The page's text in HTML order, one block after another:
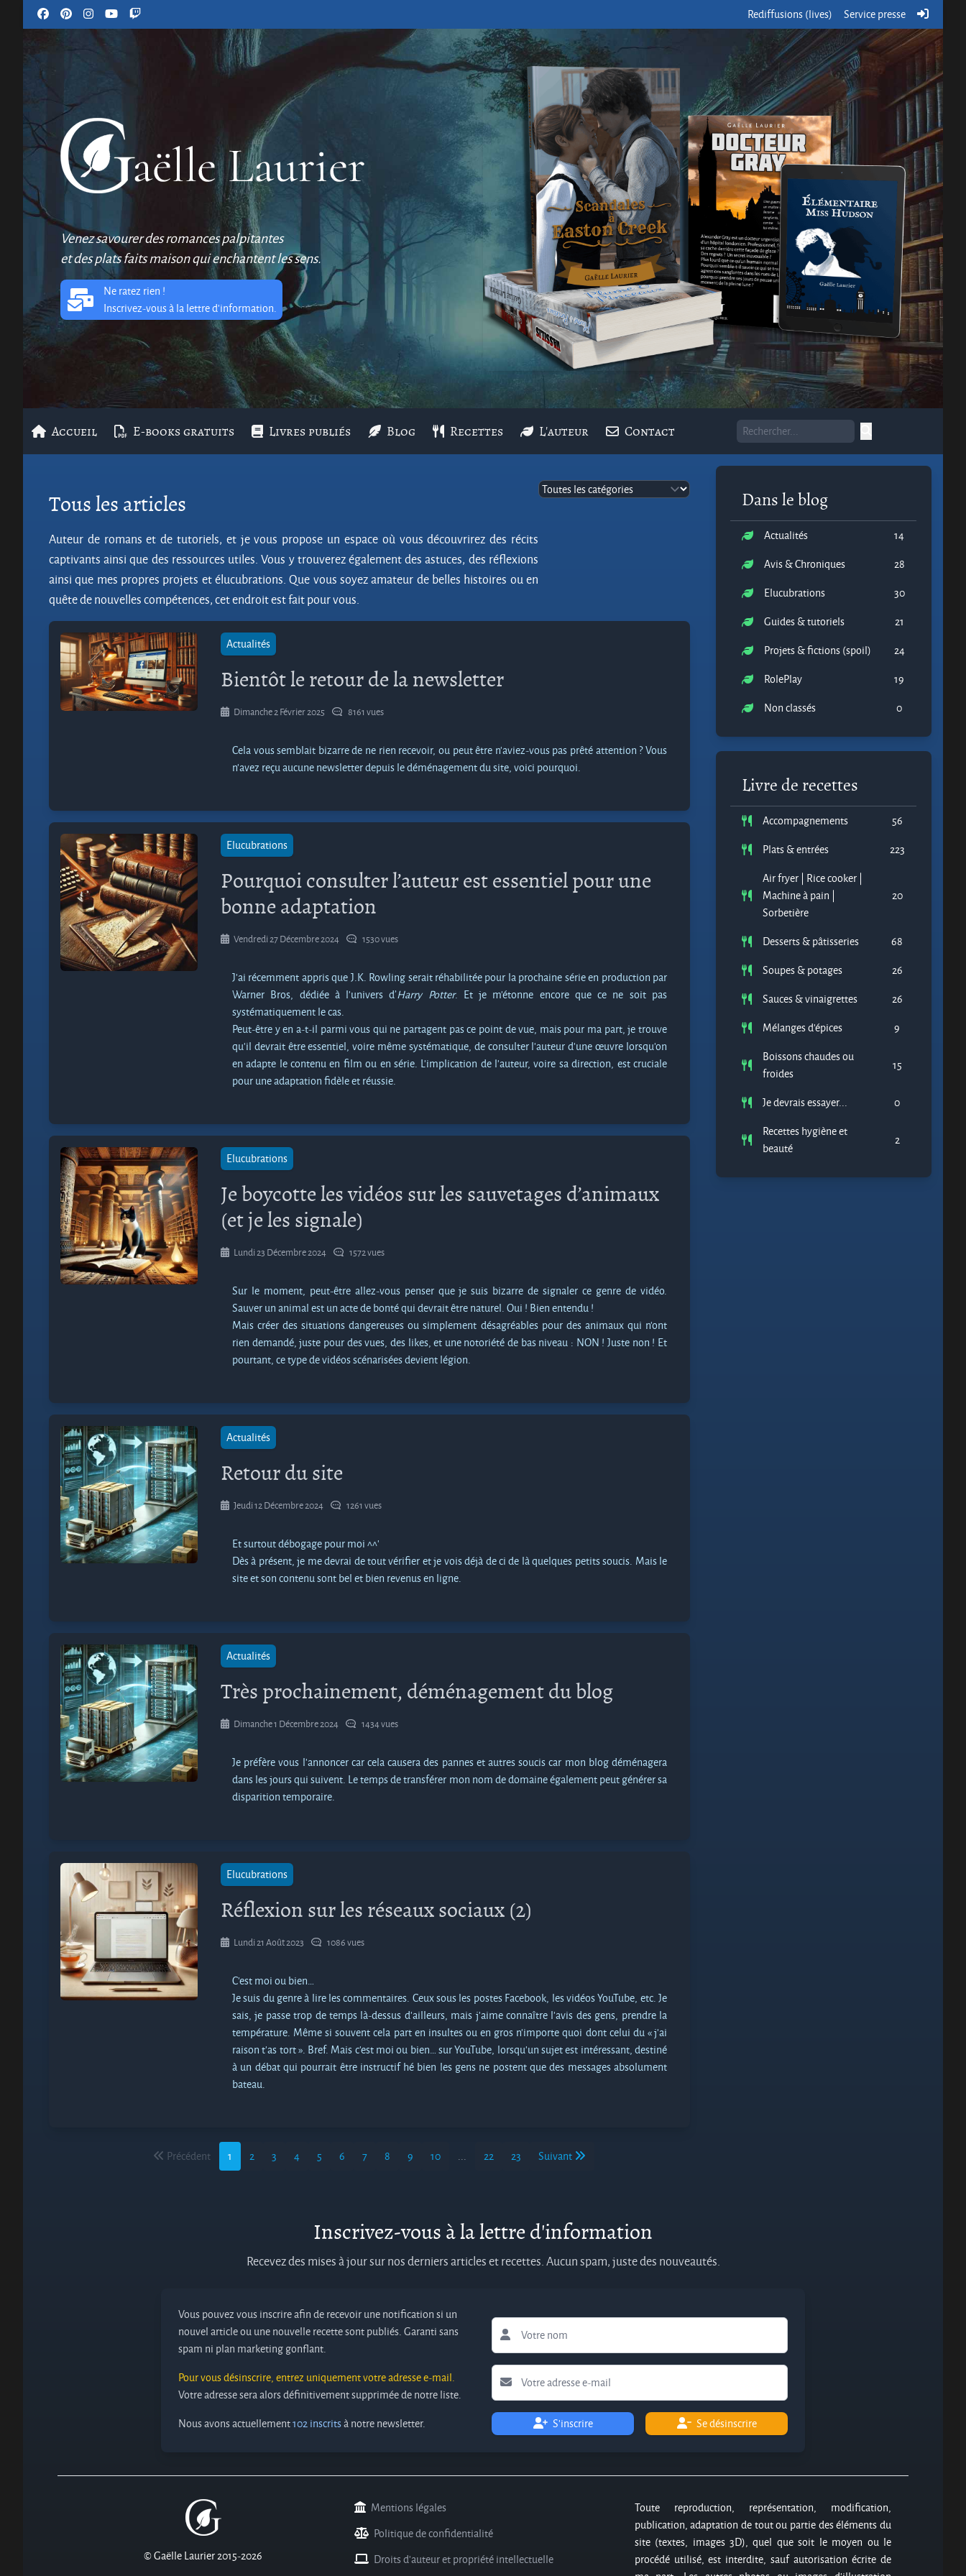
Rediffusions (lives) Service presse
Venez savourer des romances palpitantes
et des plats faits maison qui enchantent les sens.
Ne ratez rien !
Inscrivez-vous à la lettre d'information.
Accueil E-books gratuits Livres publiés Blog Recettes L'auteur Contact
Tous les articles
Auteur de romans et de tutoriels, et je vous propose un espace où vous découvrirez des récits
captivants ainsi que des ressources utiles. Vous y trouverez également des astuces, des réflexions
ainsi que mes propres projets et élucubrations. Que vous soyez amateur de belles histoires ou en
quête de nouvelles compétences, cet endroit est fait pour vous.
Actualités
Bientôt le retour de la newsletter
Dimanche 2 Février 2025 8161 vues
Cela vous semblait bizarre de ne rien recevoir, ou peut être n'aviez-vous pas prêté attention ? Vous
n'avez reçu aucune newsletter depuis le déménagement du site, voici pourquoi.
Elucubrations
Pourquoi consulter l’auteur est essentiel pour une
bonne adaptation
Vendredi 27 Décembre 2024 1530 vues
J’ai récemment appris que J.K. Rowling serait réhabilitée pour la prochaine série en production par
Warner Bros, dédiée à l’univers d’Harry Potter. Et je m’étonne encore que ce ne soit pas
systématiquement le cas.
Peut-être y en a-t-il parmi vous qui ne partagent pas ce point de vue, mais pour ma part, je trouve
qu'il devrait être essentiel, voire même systématique, de consulter l’auteur d’une œuvre lorsqu'on
en adapte le contenu en film ou en série. L’implication de l’auteur, voire sa direction, est cruciale
pour une adaptation fidèle et réussie.
Elucubrations
Je boycotte les vidéos sur les sauvetages d’animaux
(et je les signale)
Lundi 23 Décembre 2024 1572 vues
Sur le moment, peut-être allez-vous penser que je suis bizarre de signaler ce genre de vidéo.
Sauver un animal est un acte de bonté qui devrait être naturel. Oui ! Bien entendu !
Mais créer des situations dangereuses ou simplement désagréables pour des animaux qui n’ont
rien demandé, juste pour des vues, des likes, et une notoriété de bas niveau : NON ! Juste non ! Et
pourtant, ce type de vidéos scénarisées devient légion.
Actualités
Retour du site
Jeudi 12 Décembre 2024 1261 vues
Et surtout débogage pour moi ^^'
Dès à présent, je me devrai de tout vérifier et je vois déjà de ci de là quelques petits soucis. Mais le
site et son contenu sont bel et bien revenus en ligne.
Actualités
Très prochainement, déménagement du blog
Dimanche 1 Décembre 2024 1434 vues
Je préfère vous l’annoncer car cela causera des pannes et autres soucis car mon blog déménagera
dans les jours qui suivent. Le temps de transférer mon nom de domaine également peut générer sa
disparition temporaire.
Elucubrations
Réflexion sur les réseaux sociaux (2)
Lundi 21 Août 2023 1086 vues
C’est moi ou bien…
Je suis du genre à lire les commentaires. Ceux sous les postes Facebook, les vidéos YouTube, etc. Je
sais, je passe trop de temps là-dessus d’ailleurs, mais j’aime connaître l’avis des gens, prendre la
température. Même si souvent cela part en insultes ou en gros n’importe quoi dont celui du « j’ai
raison t’as tort ». Bref. Mais c’est moi ou bien… sur YouTube, lorsqu’un sujet est intéressant, destiné
à un débat qui pourrait être instructif hé bien les gens ne postent que des messages absolument
bateau.
Précédent 1 2 3 4 5 6 7 8 9 10 ... 22 23 Suivant
Dans le blog
Actualités
14
Avis & Chroniques
28
Elucubrations
30
Guides & tutoriels
21
Projets & fictions (spoil)
24
RolePlay
19
Non classés
0
Livre de recettes
Accompagnements
56
Plats & entrées
223
Air fryer | Rice cooker |
Machine à pain |
Sorbetière
20
Desserts & pâtisseries
68
Soupes & potages
26
Sauces & vinaigrettes
26
Mélanges d'épices
9
Boissons chaudes ou
froides
15
Je devrais essayer...
0
Recettes hygiène et
beauté
2
Inscrivez-vous à la lettre d'information
Recevez des mises à jour sur nos derniers articles et recettes. Aucun spam, juste des nouveautés.
Vous pouvez vous inscrire afin de recevoir une notification si un
nouvel article ou une nouvelle recette sont publiés. Garanti sans
spam ni plan marketing gonflant.
Pour vous désinscrire, entrez uniquement votre adresse e-mail.
Votre adresse sera alors définitivement supprimée de notre liste.
Nous avons actuellement102 inscritsà notre newsletter. S'inscrire Se désinscrire
© Gaëlle Laurier 2015-2026
Mentions légales
Politique de confidentialité
Droits d'auteur et propriété intellectuelle
Toute reproduction, représentation, modification,
publication, adaptation de tout ou partie des éléments du
site (textes, images 3D), quel que soit le moyen ou le
procédé utilisé, est interdite, sauf autorisation écrite de